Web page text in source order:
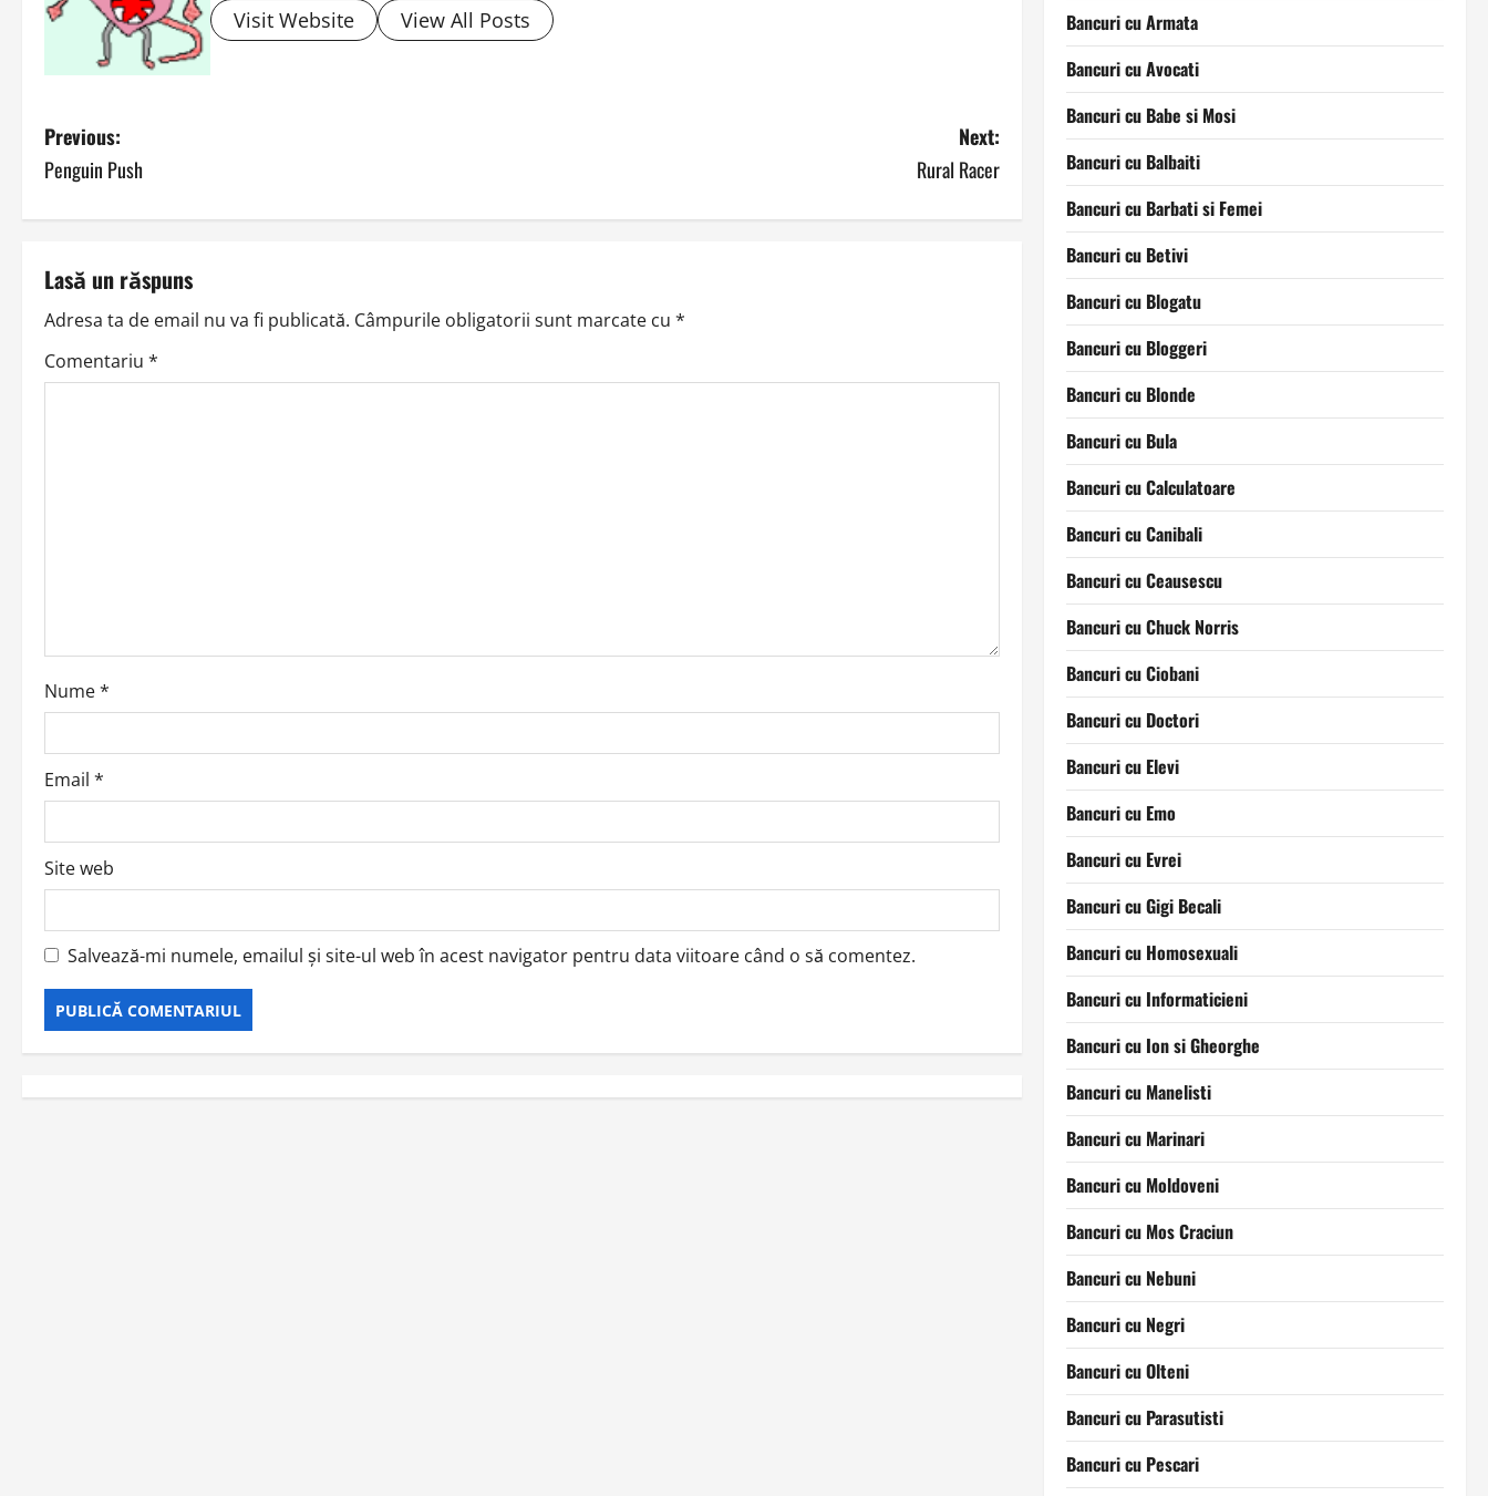
Visit Website View All Posts
P
o
s
t
n
a
i
o
n
Previous:
Penguin Push
Next:
Rural Racer
Lasă un răspuns
Adresa ta de email nu va fi publicată. Câmpurile obligatorii sunt marcate cu *
Comentariu *
Nume*
Email *
Site web
Salvează-mi numele, emailul și site-ul web în acest navigator pentru data viitoare când o să comentez.
Bancuri cu Armata
Bancuri cu Avocati
Bancuri cu Babe si Mosi
Bancuri cu Balbaiti
Bancuri cu Barbati si Femei
Bancuri cu Betivi
Bancuri cu Blogatu
Bancuri cu Bloggeri
Bancuri cu Blonde
Bancuri cu Bula
Bancuri cu Calculatoare
Bancuri cu Canibali
Bancuri cu Ceausescu
Bancuri cu Chuck Norris
Bancuri cu Ciobani
Bancuri cu Doctori
Bancuri cu Elevi
Bancuri cu Emo
Bancuri cu Evrei
Bancuri cu Gigi Becali
Bancuri cu Homosexuali
Bancuri cu Informaticieni
Bancuri cu Ion si Gheorghe
Bancuri cu Manelisti
Bancuri cu Marinari
Bancuri cu Moldoveni
Bancuri cu Mos Craciun
Bancuri cu Nebuni
Bancuri cu Negri
Bancuri cu Olteni
Bancuri cu Parasutisti
Bancuri cu Pescari